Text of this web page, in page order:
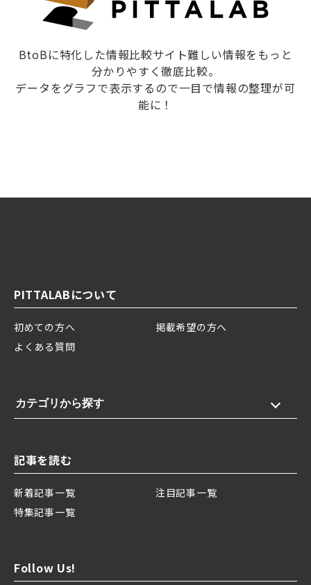
BtoBに特化した情報比較サイト難しい情報をもっと
分かりやすく徹底比較。
データをグラフで表示するので一目で情報の整理が可
能に！
PITTALABについて
初めての方へ
掲載希望の方へ
よくある質問
カテゴリから探す
記事を読む
新着記事一覧
注目記事一覧
特集記事一覧
Follow Us!